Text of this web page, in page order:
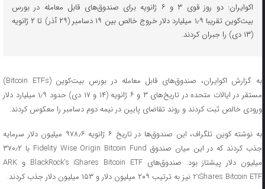
اکوایران:‌ دو روز قوی ۳ و ۶ ژانویه برای صندوق‌های قابل معامله در بورس
بیت‌کوین تقریبا ۱٫۹ میلیارد دلار خروج خالص بین ۱۹ دسامبر (۲۹ آذر) تا ۲ ژانویه
به گزارش اکوایران، صندوق‌های قابل معامله در بورس بیت‌کوین (Bitcoin ETFs)
مستقر در ایالات متحده در تاریخ‌های ۳ و ۶ ژانویه (۱۴ و ۱۷ دی) حدود ۱٫۹ میلیارد دلار
ورودی خالص ثبت کردند و روند تقاضای پایین در نیمه دوم دسامبر را معکوس کردند.
به نوشته کوین تلگراف، این صندوق‌ها در تاریخ ۶ ژانویه ۹۷۸٫۶ میلیون دلار سرمایه
جذب کردند که در این میان صندوق Fidelity Wise Origin Bitcoin Fund با ۳۷۰٫۲
میلیون دلار پیشتاز بود. صندوق‌های BlackRock’s iShares Bitcoin ETF و ARK
21Shares Bitcoin ETF نیز به ترتیب ۲۰۹ میلیون دلار و ۱۵۳ میلیون دلار جذب کردند.